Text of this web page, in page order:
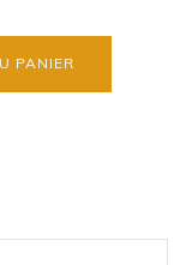
PANIER